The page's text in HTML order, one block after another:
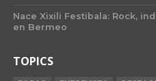
Nace Xixili Festibala: Rock,
en Bermeo
TOPICS